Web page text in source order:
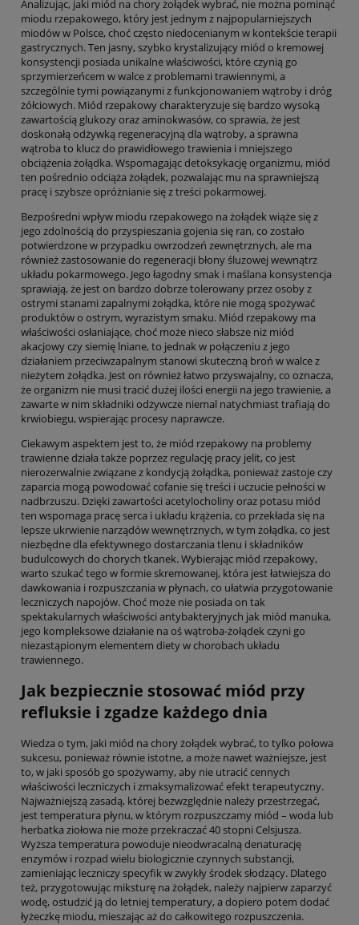
Analizując, jaki miód na chory żołądek wybrać, nie można pominąć
miodu rzepakowego, który jest jednym z najpopularniejszych
miodów w Polsce, choć często niedocenianym w kontekście terapii
gastrycznych. Ten jasny, szybko krystalizujący miód o kremowej
konsystencji posiada unikalne właściwości, które czynią go
sprzymierzeńcem w walce z problemami trawiennymi, a
szczególnie tymi powiązanymi z funkcjonowaniem wątroby i dróg
żółciowych. Miód rzepakowy charakteryzuje się bardzo wysoką
zawartością glukozy oraz aminokwasów, co sprawia, że jest
doskonałą odżywką regeneracyjną dla wątroby, a sprawna
wątroba to klucz do prawidłowego trawienia i mniejszego
obciążenia żołądka. Wspomagając detoksykację organizmu, miód
ten pośrednio odciąża żołądek, pozwalając mu na sprawniejszą
pracę i szybsze opróżnianie się z treści pokarmowej.
Bezpośredni wpływ miodu rzepakowego na żołądek wiąże się z
jego zdolnością do przyspieszania gojenia się ran, co zostało
potwierdzone w przypadku owrzodzeń zewnętrznych, ale ma
również zastosowanie do regeneracji błony śluzowej wewnątrz
układu pokarmowego. Jego łagodny smak i maślana konsystencja
sprawiają, że jest on bardzo dobrze tolerowany przez osoby z
ostrymi stanami zapalnymi żołądka, które nie mogą spożywać
produktów o ostrym, wyrazistym smaku. Miód rzepakowy ma
właściwości osłaniające, choć może nieco słabsze niż miód
akacjowy czy siemię lniane, to jednak w połączeniu z jego
działaniem przeciwzapalnym stanowi skuteczną broń w walce z
nieżytem żołądka. Jest on również łatwo przyswajalny, co oznacza,
że organizm nie musi tracić dużej ilości energii na jego trawienie, a
zawarte w nim składniki odżywcze niemal natychmiast trafiają do
krwiobiegu, wspierając procesy naprawcze.
Ciekawym aspektem jest to, że miód rzepakowy na problemy
trawienne działa także poprzez regulację pracy jelit, co jest
nierozerwalnie związane z kondycją żołądka, ponieważ zastoje czy
zaparcia mogą powodować cofanie się treści i uczucie pełności w
nadbrzuszu. Dzięki zawartości acetylocholiny oraz potasu miód
ten wspomaga pracę serca i układu krążenia, co przekłada się na
lepsze ukrwienie narządów wewnętrznych, w tym żołądka, co jest
niezbędne dla efektywnego dostarczania tlenu i składników
budulcowych do chorych tkanek. Wybierając miód rzepakowy,
warto szukać tego w formie skremowanej, która jest łatwiejsza do
dawkowania i rozpuszczania w płynach, co ułatwia przygotowanie
leczniczych napojów. Choć może nie posiada on tak
spektakularnych właściwości antybakteryjnych jak miód manuka,
jego kompleksowe działanie na oś wątroba-żołądek czyni go
niezastąpionym elementem diety w chorobach układu
trawiennego.
Jak bezpiecznie stosować miód przy
refluksie i zgadze każdego dnia
Wiedza o tym, jaki miód na chory żołądek wybrać, to tylko połowa
sukcesu, ponieważ równie istotne, a może nawet ważniejsze, jest
to, w jaki sposób go spożywamy, aby nie utracić cennych
właściwości leczniczych i zmaksymalizować efekt terapeutyczny.
Najważniejszą zasadą, której bezwzględnie należy przestrzegać,
jest temperatura płynu, w którym rozpuszczamy miód – woda lub
herbatka ziołowa nie może przekraczać 40 stopni Celsjusza.
Wyższa temperatura powoduje nieodwracalną denaturację
enzymów i rozpad wielu biologicznie czynnych substancji,
zamieniając leczniczy specyfik w zwykły środek słodzący. Dlatego
też, przygotowując miksturę na żołądek, należy najpierw zaparzyć
wodę, ostudzić ją do letniej temperatury, a dopiero potem dodać
łyżeczkę miodu, mieszając aż do całkowitego rozpuszczenia.